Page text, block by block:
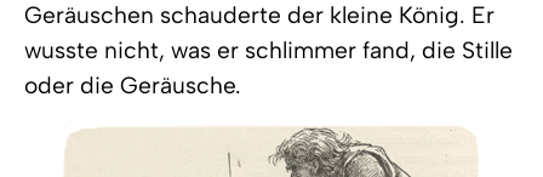
Geräuschen schauderte der kleine König. Er
wusste nicht, was er schlimmer fand, die Stille
oder die Geräusche.